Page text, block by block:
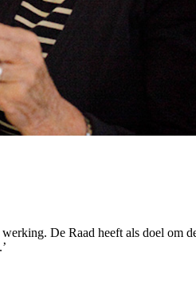
De Raad heeft als doel om